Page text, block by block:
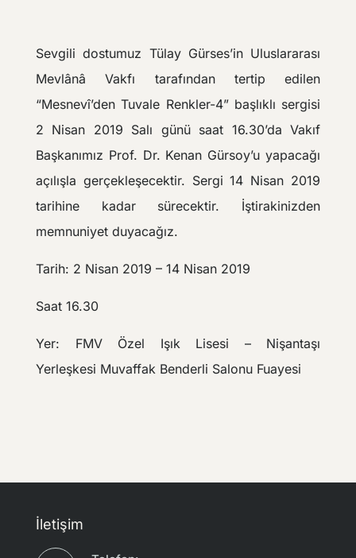
Sevgili dostumuz Tülay Gürses’in Uluslararası
Mevlânâ Vakfı tarafından tertip edilen
“Mesnevî’den Tuvale Renkler-4” başlıklı sergisi
2 Nisan 2019 Salı günü saat 16.30’da Vakıf
Başkanımız Prof. Dr. Kenan Gürsoy’u yapacağı
açılışla gerçekleşecektir. Sergi 14 Nisan 2019
tarihine kadar sürecektir. İştirakinizden
memnuniyet duyacağız.
Tarih: 2 Nisan 2019 – 14 Nisan 2019
Saat 16.30
Yer: FMV Özel Işık Lisesi – Nişantaşı
Yerleşkesi Muvaffak Benderli Salonu Fuayesi
İletişim